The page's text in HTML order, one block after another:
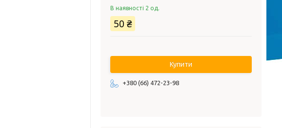
В наявності 2 од.
50 ₴
Купити
+380 (66) 472-23-98